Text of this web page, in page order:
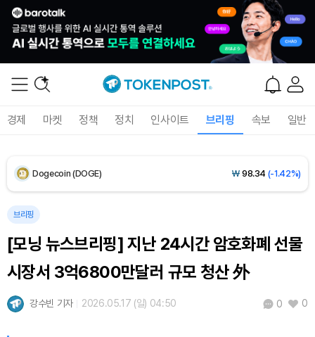
경제 마켓 정책 정치 인사이트 브리핑 속보 일반
XRP (XRP) ₩1,451(-3.12%)
Solana (SOL) ₩103,509(-2.09%)
₩78,906
Dogecoin (DOGE) ₩ 98.34 (-1.42%)
Bitcoin (BTC)
브리핑
[모닝 뉴스브리핑] 지난 24시간 암호화폐 선물
시장서 3억6800만달러 규모 청산 外
강수빈 기자 2026.05.17 (일) 04:50 0 0